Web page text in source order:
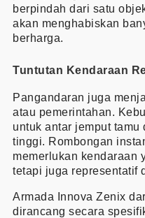
berpindah dari satu
akan menghabiskan
berharga.
Tuntutan Kendaraan
Pangandaran juga
atau pemerintahan.
untuk antar jemput
tinggi. Rombongan
memerlukan kendaraan
tetapi juga representatif
Armada Innova Zenix
dirancang secara